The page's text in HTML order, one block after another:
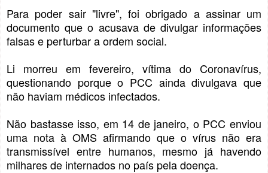
Para poder sair "livre", foi obrigado a assinar um
documento que o acusava de divulgar informações
falsas e perturbar a ordem social.
Li morreu em fevereiro, vítima do Coronavírus,
questionando porque o PCC ainda divulgava que
não haviam médicos infectados.
Não bastasse isso, em 14 de janeiro, o PCC enviou
uma nota à OMS afirmando que o vírus não era
transmissível entre humanos, mesmo já havendo
milhares de internados no país pela doença.